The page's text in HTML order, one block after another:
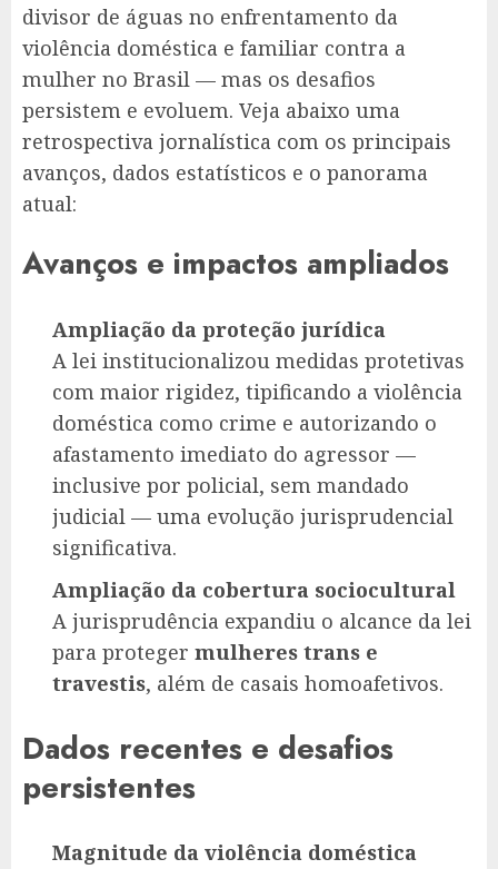
divisor de águas no enfrentamento da
violência doméstica e familiar contra a
mulher no Brasil — mas os desafios
persistem e evoluem. Veja abaixo uma
retrospectiva jornalística com os principais
avanços, dados estatísticos e o panorama
atual:
Avanços e impactos ampliados
Ampliação da proteção jurídica
A lei institucionalizou medidas protetivas
com maior rigidez, tipificando a violência
doméstica como crime e autorizando o
afastamento imediato do agressor —
inclusive por policial, sem mandado
judicial — uma evolução jurisprudencial
significativa.
Ampliação da cobertura sociocultural
A jurisprudência expandiu o alcance da lei
para proteger mulheres trans e
travestis, além de casais homoafetivos.
Dados recentes e desafios
persistentes
Magnitude da violência doméstica